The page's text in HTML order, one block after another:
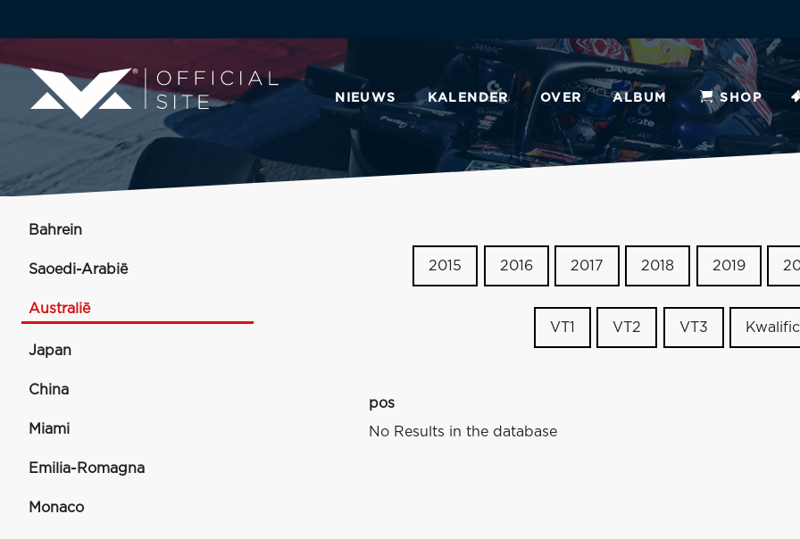
NIEUWS KALENDER OVER ALBUM SHOP
Bahrein
Saoedi-Arabië
Australië
Japan
China
Miami
Emilia-Romagna
Monaco
2015 2016 2017 2018 2019
VT1 VT2 VT3
pos
No Results in the database